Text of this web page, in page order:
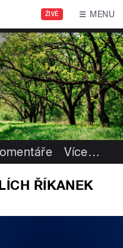
ŽIVĚ MENU
Více…
ŘÍKANEK